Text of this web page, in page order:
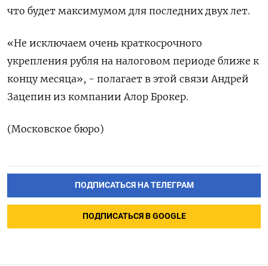
что будет максимумом для последних двух лет.
«Не исключаем очень краткосрочного
укрепления рубля на налоговом периоде ближе к
‌концу месяца», - полагает в этой связи Андрей
Зацепин из компании Алор Брокер.
(Московское бюро)
ПОДПИСАТЬСЯ НА ТЕЛЕГРАМ
ПОДПИСАТЬСЯ В GOOGLE